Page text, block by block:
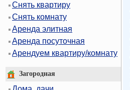
Снять квартиру
Снять комнату
Аренда элитная
Аренда посуточная
Арендуем квартиру/комнату
Загородная